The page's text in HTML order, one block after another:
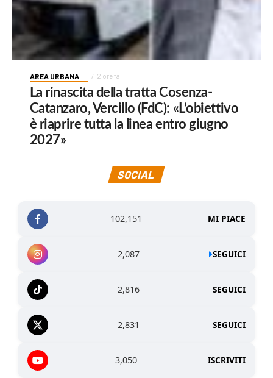
AREA URBANA 2 ore fa
La rinascita della tratta Cosenza-
Catanzaro, Vercillo (FdC): «L’obiettivo
è riaprire tutta la linea entro giugno
2027»
SOCIAL
102,151 MI PIACE
2,087 SEGUICI
2,816 SEGUICI
2,831 SEGUICI
3,050 ISCRIVITI